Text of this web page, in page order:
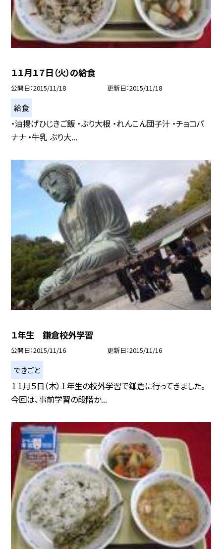
１１月１７日（火）の給食
公開日 2015/11/18 更新日 2015/11/18
給食
・油揚げひじきご飯 ・ぶり大根 ・れんこん団子汁 ・チョコバ
ナナ ・牛乳 ぶり大...
１年生 鎌倉校外学習
公開日 2015/11/16 更新日 2015/11/16
できごと
１１月５日（木）１年生の校外学習で鎌倉に行ってきました。
今回は、事前学習の段階か...